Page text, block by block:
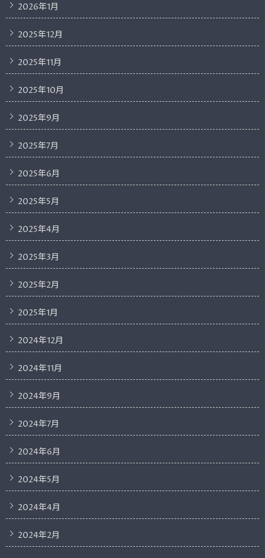
2026年1月
2025年12月
2025年11月
2025年10月
2025年9月
2025年7月
2025年6月
2025年5月
2025年4月
2025年3月
2025年2月
2025年1月
2024年12月
2024年11月
2024年9月
2024年7月
2024年6月
2024年5月
2024年4月
2024年2月